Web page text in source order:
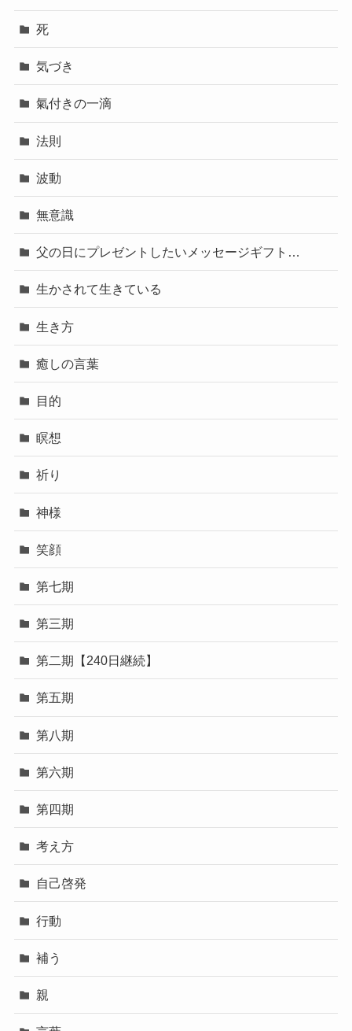
死
気づき
氣付きの一滴
法則
波動
無意識
父の日にプレゼントしたいメッセージギフト…
生かされて生きている
生き方
癒しの言葉
目的
瞑想
祈り
神様
笑顔
第七期
第三期
第二期【240日継続】
第五期
第八期
第六期
第四期
考え方
自己啓発
行動
補う
親